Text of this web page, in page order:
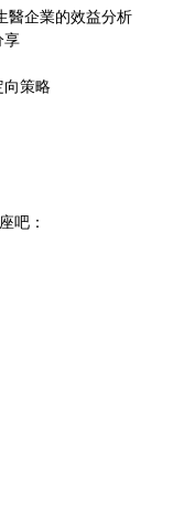
醫企業的效益分析
享
向策略
吧：